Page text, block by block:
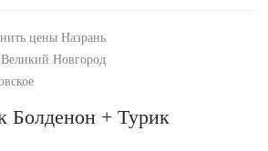
цены Назрань
Новгород
Болденон + Турик